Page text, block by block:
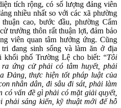
tích rộng, có số lượng đảng viên
nhiều nhất so với các xã phường
cao, bước đầu, phường Cẩm
trưởng thôn rất thuận lợi, đảm bảo
viên quan tâm hưởng ứng. Cũng
đang sinh sống và làm ăn ở địa
phố Trường Lệ cho biết: “Tôi
ứng cử phải có tâm huyết, phải
Đảng, thực hiện tốt pháp luật của
nhân dân, đi sâu đi sát, phải làm
có vấn đề gì phải có mặt giải quyết,
sáng kiến, kỹ thuật mới để hỗ